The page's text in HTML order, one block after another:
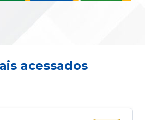
acessados